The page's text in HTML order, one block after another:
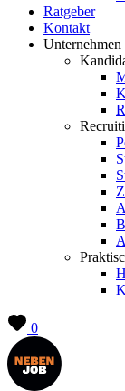
Ratgeber
Kontakt
Unternehmen
0